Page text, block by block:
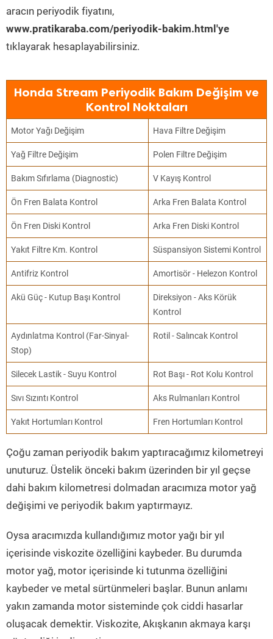
aracın periyodik fiyatını,
www.pratikaraba.com/periyodik-bakim.html'ye
tıklayarak hesaplayabilirsiniz.
Honda Stream Periyodik Bakım Değişim ve
Kontrol Noktaları
Motor Yağı Değişim Hava Filtre Değişim
Yağ Filtre Değişim Polen Filtre Değişim
Bakım Sıfırlama (Diagnostic) V Kayış Kontrol
Ön Fren Balata Kontrol Arka Fren Balata Kontrol
Ön Fren Diski Kontrol Arka Fren Diski Kontrol
Yakıt Filtre Km. Kontrol Süspansiyon Sistemi Kontrol
Antifriz Kontrol Amortisör - Helezon Kontrol
Akü Güç - Kutup Başı Kontrol
Direksiyon - Aks Körük
Kontrol
Aydınlatma Kontrol (Far-Sinyal-
Stop)
Rotil - Salıncak Kontrol
Silecek Lastik - Suyu Kontrol Rot Başı - Rot Kolu Kontrol
Sıvı Sızıntı Kontrol Aks Rulmanları Kontrol
Yakıt Hortumları Kontrol Fren Hortumları Kontrol
Çoğu zaman periyodik bakım yaptıracağımız kilometreyi
unuturuz. Üstelik önceki bakım üzerinden bir yıl geçse
dahi bakım kilometresi dolmadan aracımıza motor yağ
değişimi ve periyodik bakım yaptırmayız.
Oysa aracımızda kullandığımız motor yağı bir yıl
içerisinde viskozite özelliğini kaybeder. Bu durumda
motor yağ, motor içerisinde ki tutunma özelliğini
kaybeder ve metal sürtünmeleri başlar. Bunun anlamı
yakın zamanda motor sisteminde çok ciddi hasarlar
oluşacak demektir. Viskozite, Akışkanın akmaya karşı